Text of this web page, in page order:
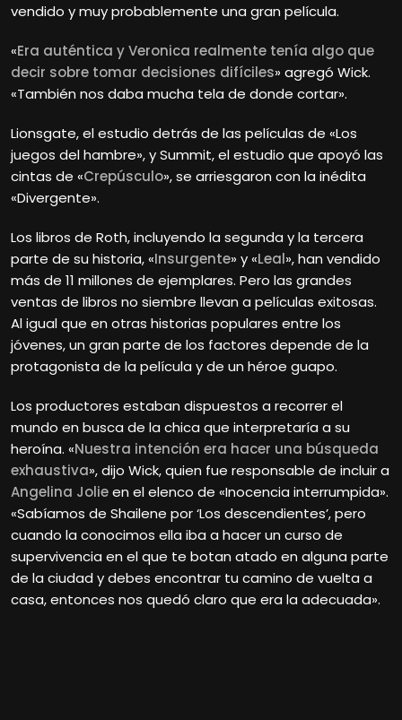
vendido y muy probablemente una gran película.
«Era auténtica y Veronica realmente tenía algo que
decir sobre tomar decisiones difíciles» agregó Wick.
«También nos daba mucha tela de donde cortar».
Lionsgate, el estudio detrás de las películas de «Los
juegos del hambre», y Summit, el estudio que apoyó las
cintas de «Crepúsculo», se arriesgaron con la inédita
«Divergente».
Los libros de Roth, incluyendo la segunda y la tercera
parte de su historia, «Insurgente» y «Leal», han vendido
más de 11 millones de ejemplares. Pero las grandes
ventas de libros no siembre llevan a películas exitosas.
Al igual que en otras historias populares entre los
jóvenes, un gran parte de los factores depende de la
protagonista de la película y de un héroe guapo.
Los productores estaban dispuestos a recorrer el
mundo en busca de la chica que interpretaría a su
heroína. «Nuestra intención era hacer una búsqueda
exhaustiva», dijo Wick, quien fue responsable de incluir a
Angelina Jolieen el elenco de «Inocencia interrumpida».
«Sabíamos de Shailene por ‘Los descendientes’, pero
cuando la conocimos ella iba a hacer un curso de
supervivencia en el que te botan atado en alguna parte
de la ciudad y debes encontrar tu camino de vuelta a
casa, entonces nos quedó claro que era la adecuada».